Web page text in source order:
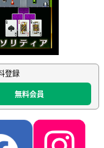
登録
無料会員